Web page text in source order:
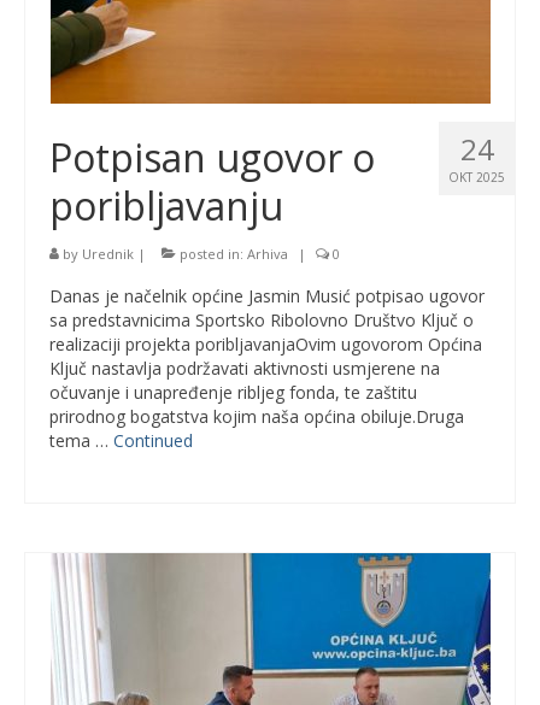
24
OKT 2025
Potpisan ugovor o
poribljavanju
by Urednik | posted in: Arhiva | 0
Danas je načelnik općine Jasmin Musić potpisao ugovor
sa predstavnicima Sportsko Ribolovno Društvo Ključ o
realizaciji projekta poribljavanjaOvim ugovorom Općina
Ključ nastavlja podržavati aktivnosti usmjerene na
očuvanje i unapređenje ribljeg fonda, te zaštitu
prirodnog bogatstva kojim naša općina obiluje.Druga
tema … Continued